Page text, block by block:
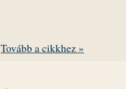
Tovább a cikkhez »